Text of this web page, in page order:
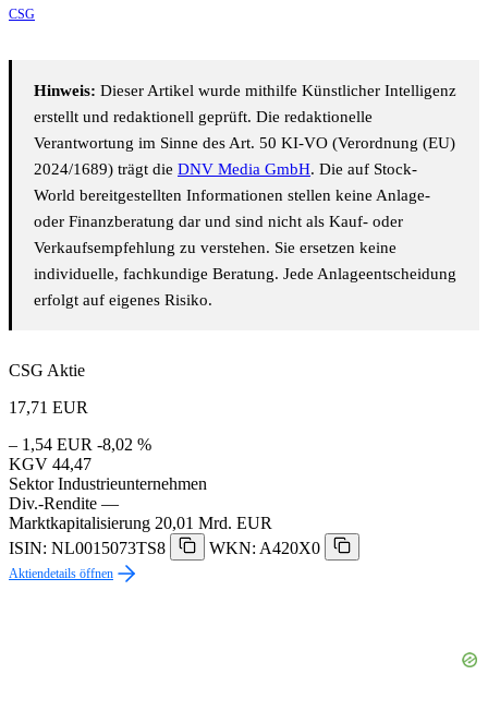
CSG
Hinweis: Dieser Artikel wurde mithilfe Künstlicher Intelligenz
erstellt und redaktionell geprüft. Die redaktionelle
Verantwortung im Sinne des Art. 50 KI-VO (Verordnung (EU)
2024/1689) trägt die DNV Media GmbH. Die auf Stock-
World bereitgestellten Informationen stellen keine Anlage-
oder Finanzberatung dar und sind nicht als Kauf- oder
Verkaufsempfehlung zu verstehen. Sie ersetzen keine
individuelle, fachkundige Beratung. Jede Anlageentscheidung
erfolgt auf eigenes Risiko.
CSG Aktie
17,71 EUR
– 1,54 EUR -8,02 %
KGV 44,47
Sektor Industrieunternehmen
Div.-Rendite —
Marktkapitalisierung 20,01 Mrd. EUR
ISIN: NL0015073TS8
WKN: A420X0
Aktiendetails öffnen